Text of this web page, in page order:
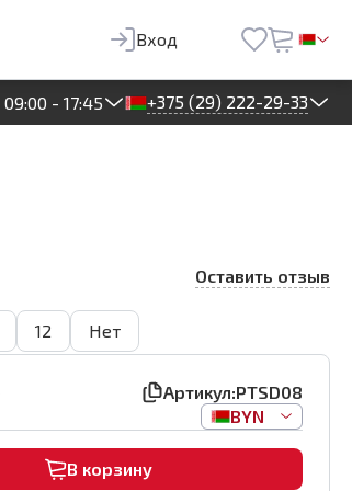
Вход
- 17:45 +375 (29) 222-29-33
В корзину
Оставить отзыв
12 Нет
Артикул:PTSD08
BYN
В корзину